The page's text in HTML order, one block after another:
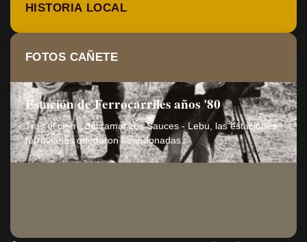
HISTORIA LOCAL
FOTOS CAÑETE
Estación de Ferrocarriles años '80
Tras el cierre del ramal Los Sauces - Lebu, las estaciones
ferroviarias quedaron abandonadas.